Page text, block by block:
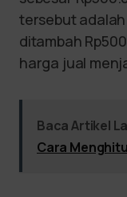
tersebut adalah
ditambah
harga jual
Baca Artikel
Cara